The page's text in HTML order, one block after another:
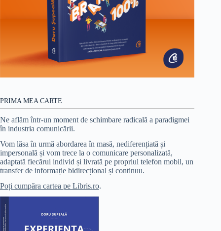
PRIMA MEA CARTE
Ne aflăm într-un moment de schimbare radicală a paradigmei
în industria comunicării.
Vom lăsa în urmă abordarea în masă, nediferențiată și
impersonală și vom trece la o comunicare personalizată,
adaptată fiecărui individ și livrată pe propriul telefon mobil, un
transfer de informație bidirecțional și continuu.
Poți cumpăra cartea pe Libris.ro.